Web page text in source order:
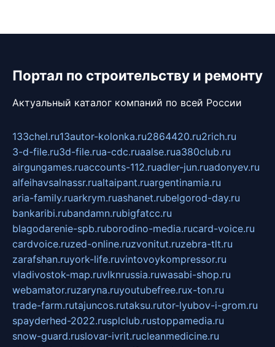
Портал по строительству и ремонту
Актуальный каталог компаний по всей России
133chel.ru13autor-kolonka.ru2864420.ru2rich.ru
3-d-file.ru3d-file.rua-cdc.ruaalse.rua380club.ru
airgungames.ruaccounts-112.ruadler-jun.ruadonyev.ru
alfeihavsalnassr.rualtaipant.ruargentinamia.ru
aria-family.ruarkrym.ruashanet.rubelgorod-day.ru
bankaribi.rubandamn.rubigfatcc.ru
blagodarenie-spb.ruborodino-media.rucard-voice.ru
cardvoice.ruzed-online.ruzvonitut.ruzebra-tlt.ru
zarafshan.ruyork-life.ruvintovoykompressor.ru
vladivostok-map.ruvlknrussia.ruwasabi-shop.ru
webamator.ruzaryna.ruyoutubefree.rux-ton.ru
trade-farm.rutajuncos.rutaksu.rutor-lyubov-i-grom.ru
spayderhed-2022.rusplclub.rustoppamedia.ru
snow-guard.ruslovar-ivrit.rucleanmedicine.ru